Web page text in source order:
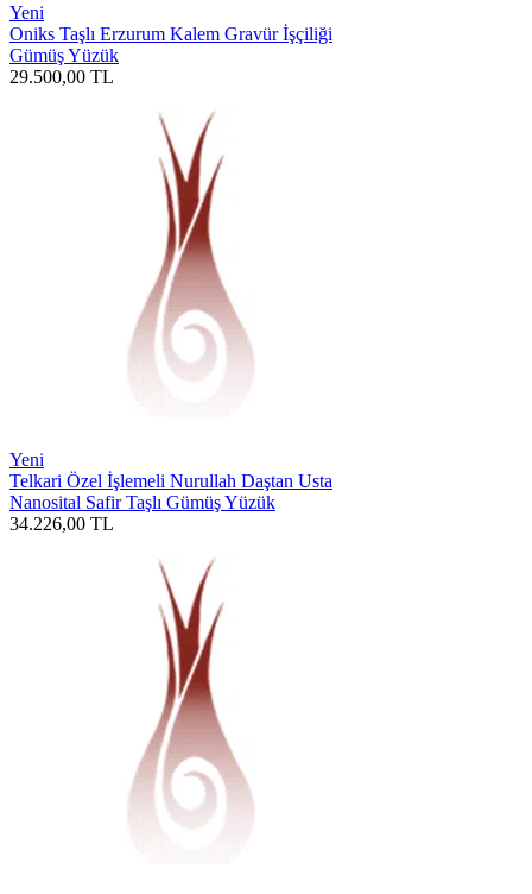
Yeni
Oniks Taşlı Erzurum Kalem Gravür İşçiliği
Gümüş Yüzük
29.500,00 TL
Yeni
Telkari Özel İşlemeli Nurullah Daştan Usta
Nanosital Safir Taşlı Gümüş Yüzük
34.226,00 TL